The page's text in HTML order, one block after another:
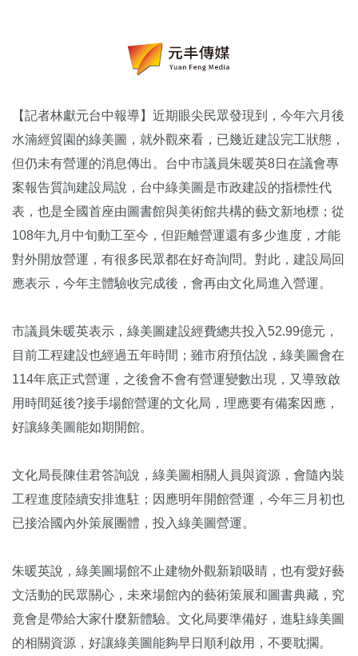
【記者林獻元台中報導】近期眼尖民眾發現到，今年六月後
水湳經貿園的綠美圖，就外觀來看，已幾近建設完工狀態，
但仍未有營運的消息傳出。台中市議員朱暖英8日在議會專
案報告質詢建設局說，台中綠美圖是市政建設的指標性代
表，也是全國首座由圖書館與美術館共構的藝文新地標；從
108年九月中旬動工至今，但距離營運還有多少進度，才能
對外開放營運，有很多民眾都在好奇詢問。對此，建設局回
應表示，今年主體驗收完成後，會再由文化局進入營運。
市議員朱暖英表示，綠美圖建設經費總共投入52.99億元，
目前工程建設也經過五年時間；雖市府預估說，綠美圖會在
114年底正式營運，之後會不會有營運變數出現，又導致啟
用時間延後?接手場館營運的文化局，理應要有備案因應，
好讓綠美圖能如期開館。
文化局長陳佳君答詢說，綠美圖相關人員與資源，會隨內裝
工程進度陸續安排進駐；因應明年開館營運，今年三月初也
已接洽國內外策展團體，投入綠美圖營運。
朱暖英說，綠美圖場館不止建物外觀新穎吸睛，也有愛好藝
文活動的民眾關心，未來場館內的藝術策展和圖書典藏，究
竟會是帶給大家什麼新體驗。文化局要準備好，進駐綠美圖
的相關資源，好讓綠美圖能夠早日順利啟用，不要耽擱。